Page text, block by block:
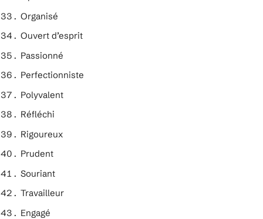
Organisé
Ouvert d’esprit
Passionné
Perfectionniste
Polyvalent
Réfléchi
Rigoureux
Prudent
Souriant
Travailleur
Engagé